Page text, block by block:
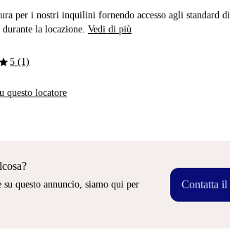
per i nostri inquilini fornendo accesso agli standard
la locazione. Vedi di più
5 (1)
questo locatore
su questo annuncio, siamo qui per
Contatta il